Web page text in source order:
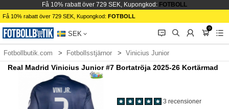
Få 10% rabatt över 729 SEK, Kupongkod: FOTBOLL
Få 10% rabatt över 729 SEK, Kupongkod: FOTBOLL
SEK 󰂱 󰂨 󰃳
0
󰃦 󰃖
Fotbollbutik.com Fotbollsstjärnor Vinicius Junior
Real Madrid Vinicius Junior #7 Bortatröja 2025-26 Kortärmad
3 recensioner